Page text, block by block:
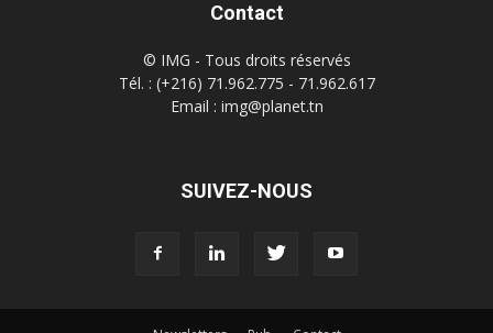
Contact
© IMG - Tous droits réservés
Tél. : (+216) 71.962.775 - 71.962.617
Email : img@planet.tn
SUIVEZ-NOUS